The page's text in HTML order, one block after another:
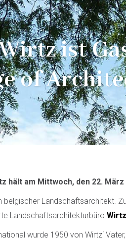
ist
of
hält am Mittwoch, den 22.
belgischer Landschaftsarchitekt.
Landschaftsarchitekturbüro
wurde 1950 von Wirtz‘